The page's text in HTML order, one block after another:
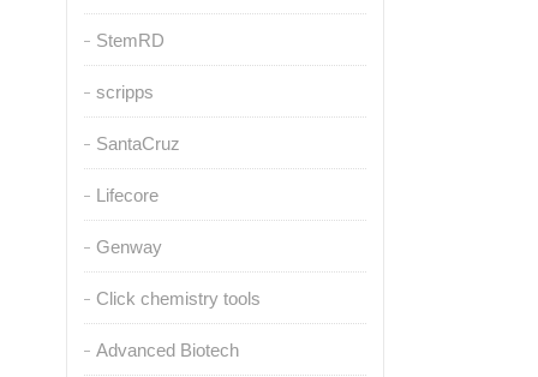
StemRD
scripps
SantaCruz
Lifecore
Genway
Click chemistry tools
Advanced Biotech